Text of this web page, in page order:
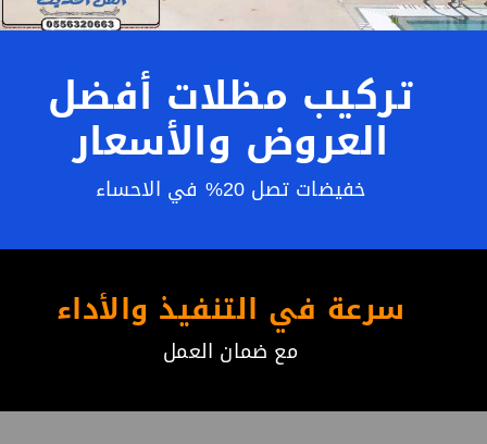
تركيب مظلات أفضل
العروض والأسعار
خفيضات تصل 20% في الاحساء
سرعة في التنفيذ والأداء
مع ضمان العمل